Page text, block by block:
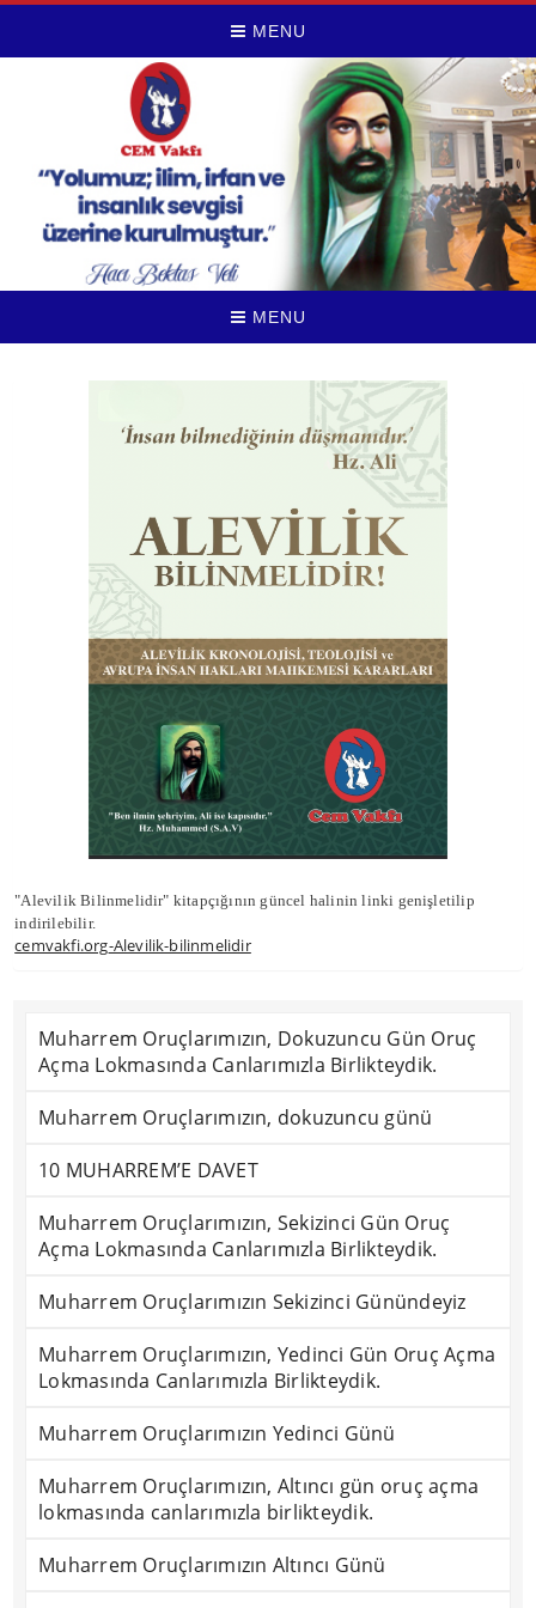
MENU
MENU
"Alevilik Bilinmelidir" kitapçığının güncel halinin linki genişletilip
indirilebilir.
cemvakfi.org-Alevilik-bilinmelidir
Muharrem Oruçlarımızın, Dokuzuncu Gün Oruç
Açma Lokmasında Canlarımızla Birlikteydik.
Muharrem Oruçlarımızın, dokuzuncu günü
10 MUHARREM’E DAVET
Muharrem Oruçlarımızın, Sekizinci Gün Oruç
Açma Lokmasında Canlarımızla Birlikteydik.
Muharrem Oruçlarımızın Sekizinci Günündeyiz
Muharrem Oruçlarımızın, Yedinci Gün Oruç Açma
Lokmasında Canlarımızla Birlikteydik.
Muharrem Oruçlarımızın Yedinci Günü
Muharrem Oruçlarımızın, Altıncı gün oruç açma
lokmasında canlarımızla birlikteydik.
Muharrem Oruçlarımızın Altıncı Günü